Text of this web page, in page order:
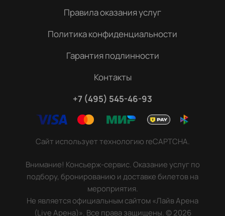
Правила оказания услуг
Политика конфиденциальности
Гарантия подлинности
Контакты
+7 (495) 545-46-93
Сайт использует технологию reCAPTCHA.
Внимание! Консьерж-сервис. Оказание услуг по
подбору, бронированию и доставке билетов на
мероприятия.
Не является официальным сайтом «Лайв Арена
(Live Арена)». Все права защищены.©2026